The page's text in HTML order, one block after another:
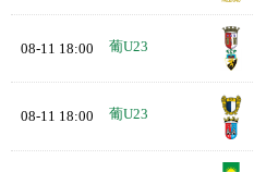
08-11 18:00 葡U23
08-11 18:00 葡U23